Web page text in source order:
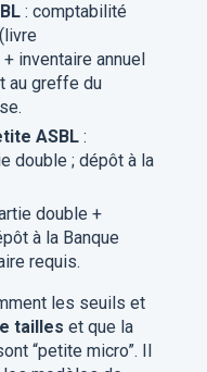
: comptabilité
inventaire annuel
au greffe du
ASBL:
double ; dépôt à la
double +
à la Banque
requis.
les seuils et
tailles et que la
“petite micro”. Il